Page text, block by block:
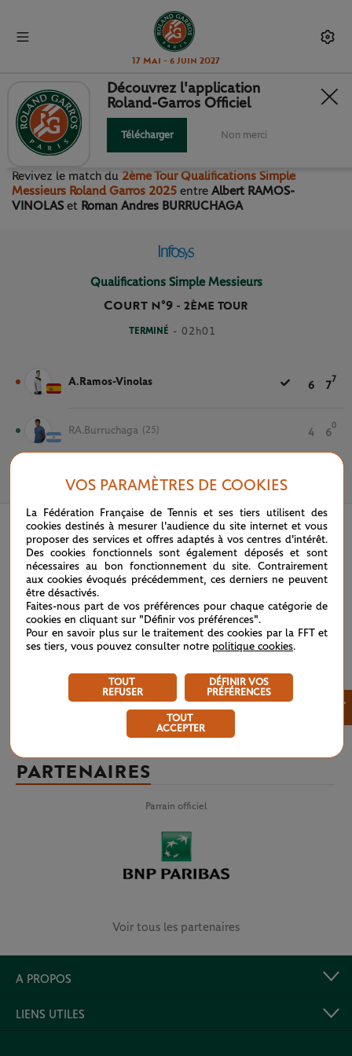
17 Mai - 6 Juin 2027
2ÈME TOUR QUALIFICATIONS
SIMPLE MESSIEURS
Revivez le match du 2ème Tour Qualifications Simple
Messieurs Roland Garros 2025 entre Albert RAMOS-
VINOLAS et Roman Andres BURRUCHAGA
Qualifications Simple Messieurs
Court n°9 - 2ÈME TOUR
TERMINÉ - 02h01
A.Ramos-Vinolas 6 7
7
RA.Burruchaga (25) 4 6
0
21 MAI 2025
Découvrez l'application
Roland-Garros Officiel
Télécharger Non merci
PARTENAIRES
Parrain officiel
Voir tous les partenaires
A PROPOS
LIENS UTILES
VOS PARAMÈTRES DE COOKIES
La Fédération Française de Tennis et ses tiers utilisent des
cookies destinés à mesurer l'audience du site internet et vous
proposer des services et offres adaptés à vos centres d'intérêt.
Des cookies fonctionnels sont également déposés et sont
nécessaires au bon fonctionnement du site. Contrairement
aux cookies évoqués précédemment, ces derniers ne peuvent
être désactivés.
Faites-nous part de vos préférences pour chaque catégorie de
cookies en cliquant sur "Définir vos préférences".
Pour en savoir plus sur le traitement des cookies par la FFT et
ses tiers, vous pouvez consulter notre politique cookies.
TOUT
REFUSER
DÉFINIR VOS
PRÉFÉRENCES
TOUT
ACCEPTER